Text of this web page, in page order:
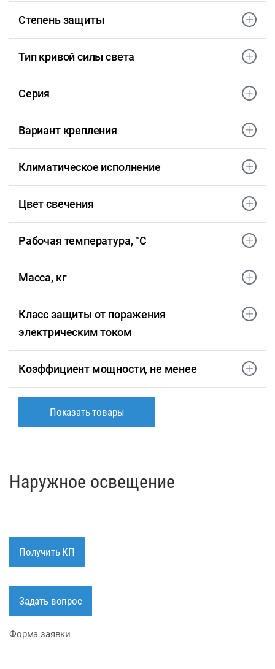
Степень защиты
Тип кривой силы света
Серия
Вариант крепления
Климатическое исполнение
Цвет свечения
Рабочая температура, °С
Масса, кг
Класс защиты от поражения
электрическим током
Коэффициент мощности, не менее
Показать товары
Наружное освещение
Получить КП
Задать вопрос
Форма заявки